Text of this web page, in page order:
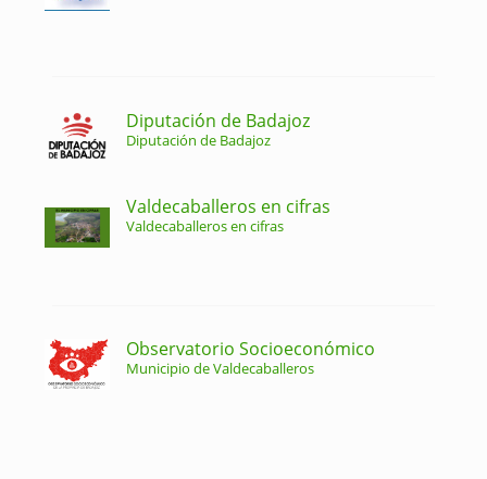
Diputación de Badajoz
Diputación de Badajoz
Valdecaballeros en cifras
Valdecaballeros en cifras
Observatorio Socioeconómico
Municipio de Valdecaballeros